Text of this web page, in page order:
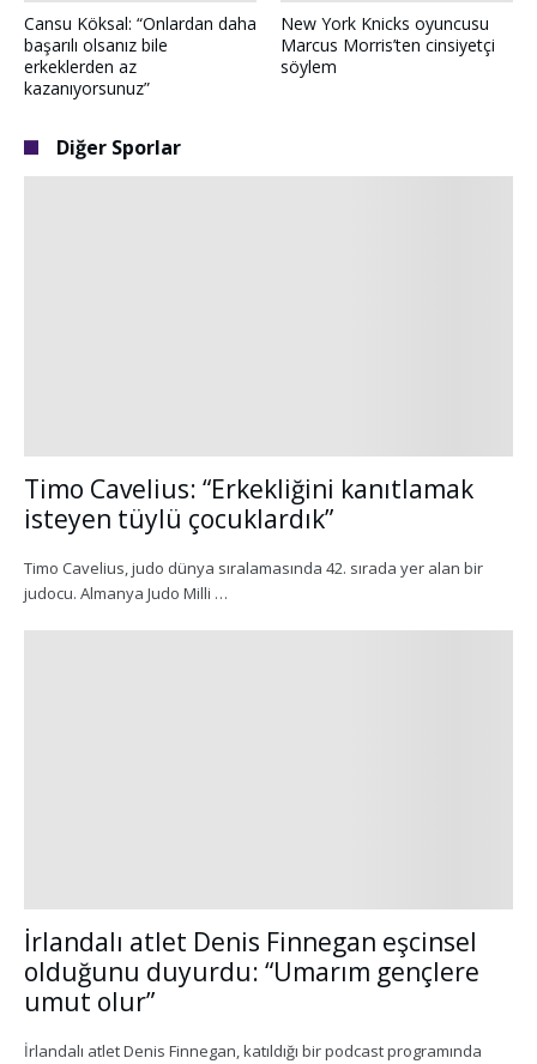
Cansu Köksal: “Onlardan daha
başarılı olsanız bile
erkeklerden az
kazanıyorsunuz”
New York Knicks oyuncusu
Marcus Morris’ten cinsiyetçi
söylem
Diğer Sporlar
Timo Cavelius: “Erkekliğini kanıtlamak
isteyen tüylü çocuklardık”
Timo Cavelius, judo dünya sıralamasında 42. sırada yer alan bir
judocu. Almanya Judo Milli …
İrlandalı atlet Denis Finnegan eşcinsel
olduğunu duyurdu: “Umarım gençlere
umut olur”
İrlandalı atlet Denis Finnegan, katıldığı bir podcast programında